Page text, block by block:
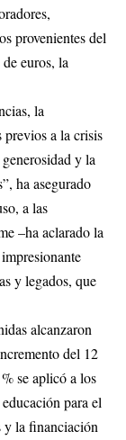
provenientes del
euros, la
la
previos a la crisis
y la
ha asegurado
a las
–ha aclarado la
y legados, que
alcanzaron
del 12
se aplicó a los
para el
y la financiación